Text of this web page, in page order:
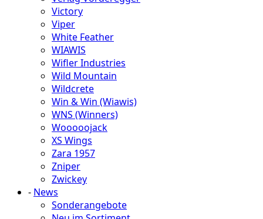
Victory
Viper
White Feather
WIAWIS
Wifler Industries
Wild Mountain
Wildcrete
Win & Win (Wiawis)
WNS (Winners)
Wooooojack
XS Wings
Zara 1957
Zniper
Zwickey
- News
Sonderangebote